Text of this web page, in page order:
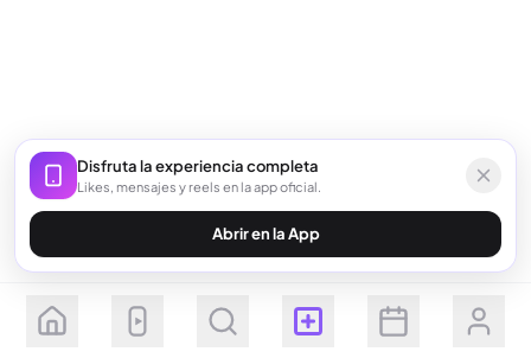
Seguir Suscribirse
Disfruta la experiencia completa
Likes, mensajes y reels en la app oficial.
Abrir en la App